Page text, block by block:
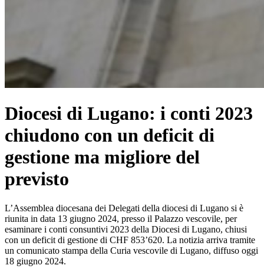
Diocesi di Lugano: i conti 2023
chiudono con un deficit di
gestione ma migliore del
previsto
L’Assemblea diocesana dei Delegati della diocesi di Lugano si è
riunita in data 13 giugno 2024, presso il Palazzo vescovile, per
esaminare i conti consuntivi 2023 della Diocesi di Lugano, chiusi
con un deficit di gestione di CHF 853’620. La notizia arriva tramite
un comunicato stampa della Curia vescovile di Lugano, diffuso oggi
18 giugno 2024.